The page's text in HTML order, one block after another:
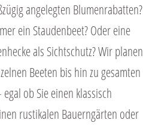
angelegten Blumenrabatten?
ein Staudenbeet? Oder eine
als Sichtschutz? Wir planen
Beeten bis hin zu gesamten
ob Sie einen klassisch
rustikalen Bauerngärten oder